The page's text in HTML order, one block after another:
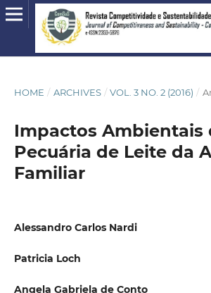
HOME / ARCHIVES / VOL. 3 NO. 2 (2016) /
Impactos Ambientais
Pecuária de Leite da
Familiar
Alessandro Carlos Nardi
Patricia Loch
Angela Gabriela de Conto